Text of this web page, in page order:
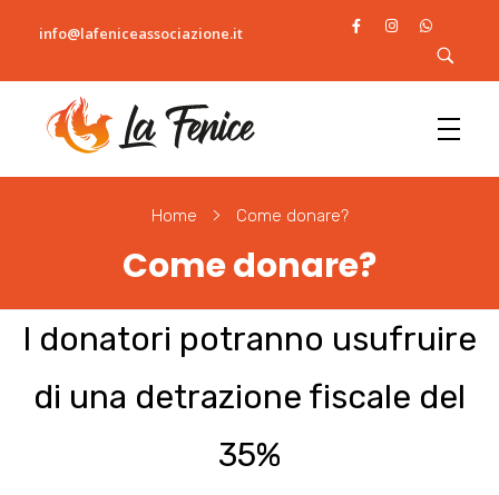
info@lafeniceassociazione.it
L
a fenice
Home Come donare?
Come donare?
I donatori potranno usufruire
di una detrazione fiscale del
35%